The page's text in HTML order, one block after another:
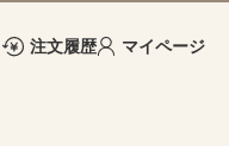
注文履歴 マイページ